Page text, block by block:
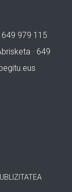
649 979 115
· 649